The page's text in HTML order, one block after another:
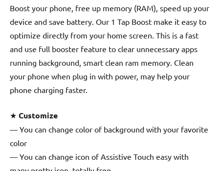
Boost your phone, free up memory (RAM), speed up your
device and save battery. Our 1 Tap Boost make it easy to
optimize directly from your home screen. This is a fast
and use full booster feature to clear unnecessary apps
running background, smart clean ram memory. Clean
your phone when plug in with power, may help your
phone charging faster.
★ Customize
— You can change color of background with your favorite
color
— You can change icon of Assistive Touch easy with